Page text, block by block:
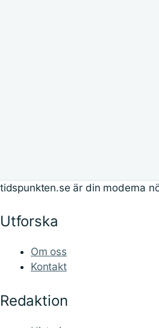
tidspunkten.se är din moderna
Utforska
Om oss
Kontakt
Redaktion